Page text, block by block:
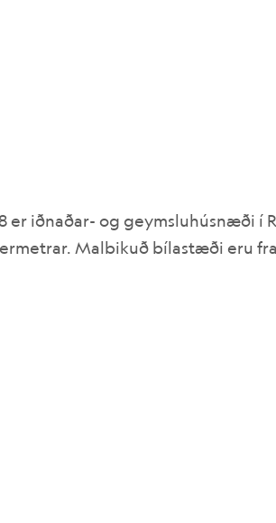
er iðnaðar- og geymsluhúsnæði í
Malbikuð bílastæði eru